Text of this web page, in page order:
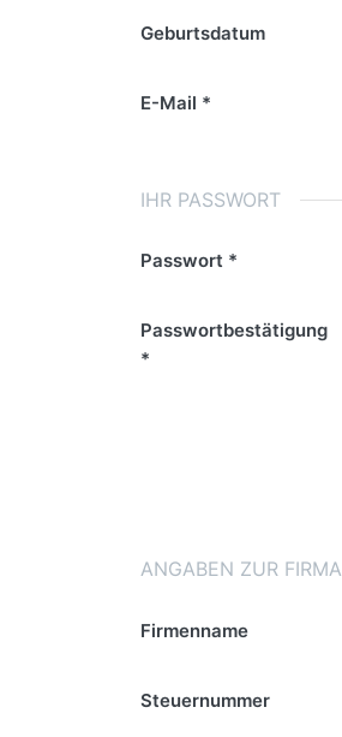
Geburtsdatum
E-Mail
IHR PASSWORT
Passwort
Passwortbestätigung
ANGABEN ZUR FIRMA
Firmenname
Steuernummer